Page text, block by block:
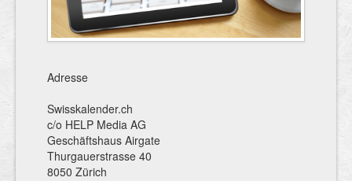
Adresse
Swisskalender.ch
c/o HELP Media AG
Geschäftshaus Airgate
Thurgauerstrasse 40
8050 Zürich